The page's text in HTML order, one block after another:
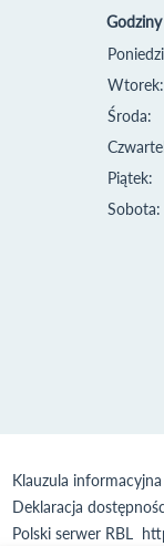
Wtorek:
Środa:
Piątek:
Sobota:
Klauzula
Deklaracja
Polski serwer RBL